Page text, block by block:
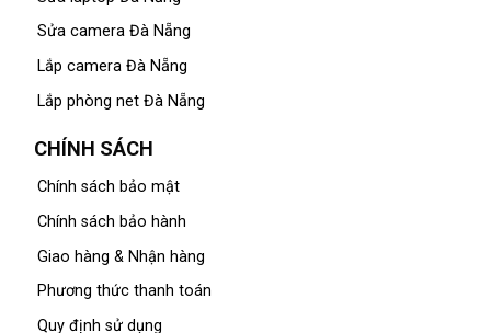
Sửa camera Đà Nẵng
Lắp camera Đà Nẵng
Lắp phòng net Đà Nẵng
CHÍNH SÁCH
Chính sách bảo mật
Chính sách bảo hành
Giao hàng & Nhận hàng
Phương thức thanh toán
Quy định sử dụng